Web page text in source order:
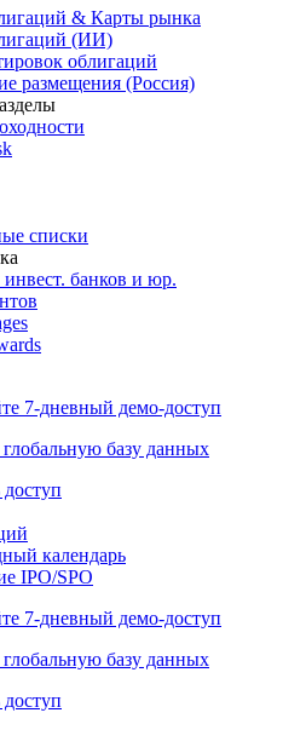
аналитический журнал
& Карты рынка
(ИИ)
облигаций
размещения (Россия)
списки
банков и юр.
7-дневный
базу данных
IPO/SPO
7-дневный